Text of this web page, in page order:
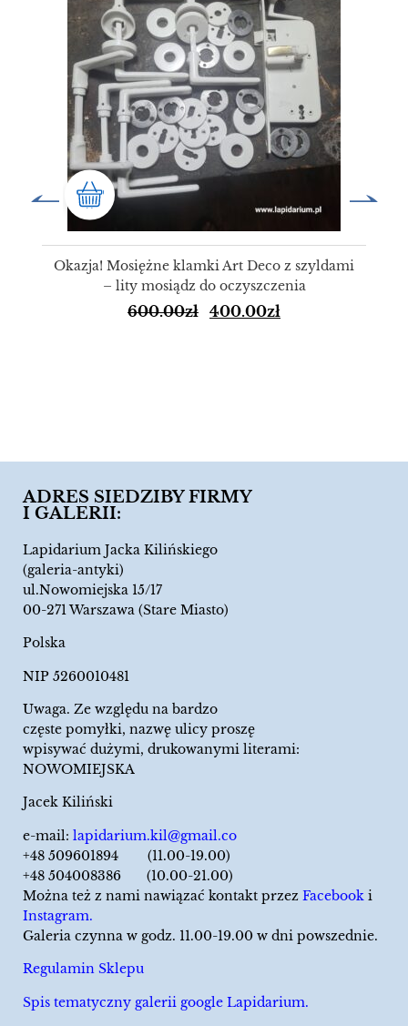
Okazja! Mosiężne klamki Art Deco z szyldami
– lity mosiądz do oczyszczenia
600.00zł 400.00zł
ADRES SIEDZIBY FIRMY
I GALERII:
Lapidarium Jacka Kilińskiego
(galeria-antyki)
ul.Nowomiejska 15/17
00-271 Warszawa (Stare Miasto)
Polska
NIP 5260010481
Uwaga. Ze względu na bardzo
częste pomyłki, nazwę ulicy proszę
wpisywać dużymi, drukowanymi literami:
NOWOMIEJSKA
Jacek Kiliński
e-mail: lapidarium.kil@gmail.co
+48 509601894 (11.00-19.00)
+48 504008386 (10.00-21.00)
Można też z nami nawiązać kontakt przez Facebook i
Instagram.
Galeria czynna w godz. 11.00-19.00 w dni powszednie.
Regulamin Sklepu
Spis tematyczny galerii google Lapidarium.